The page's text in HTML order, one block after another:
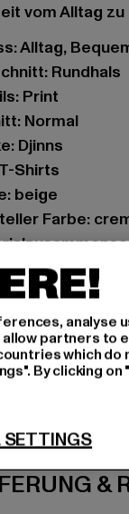
vom Alltag
Alltag,
Rundhals
Print
Normal
Djinns
Shirts
beige
Farbe:
1005545-01812
Huesken
92 |
&
analyse
partners to
which do
By clicking